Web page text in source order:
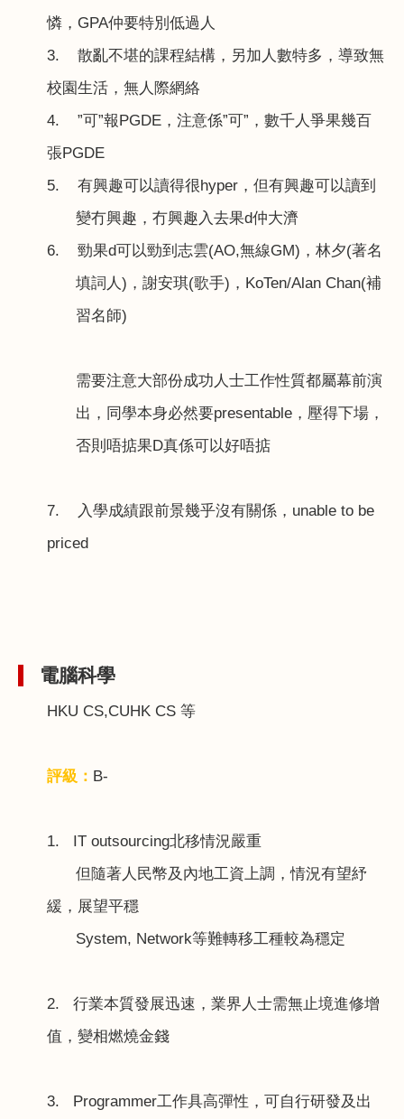
憐， GPA仲要特別低過人
3. 散亂不堪的課程結構，另加人數特多，導致無
校園生活，無人際網絡
4. ”可”報PGDE ，注意係”可”，數千人爭果幾百
張PGDE
5. 有興趣可以讀得很hyper ，但有興趣可以讀到
變冇興趣，冇興趣入去果d仲大濟
6. 勁果d可以勁到志雲(AO,無線GM) ，林夕(著名
填詞人) ，謝安琪(歌手) ， KoTen/Alan Chan(補
習名師)
需要注意大部份成功人士工作性質都屬幕前演
出，同學本身必然要presentable，壓得下場，
否則唔掂果D真係可以好唔掂
7. 入學成績跟前景幾乎沒有關係， unable to be
priced
電腦科學
HKU CS,CUHK CS 等
評級： B-
1. IT outsourcing北移情況嚴重
但隨著人民幣及內地工資上調，情況有望紓
緩，展望平穩
System, Network等難轉移工種較為穩定
2. 行業本質發展迅速，業界人士需無止境進修增
值，變相燃燒金錢
3. Programmer工作具高彈性，可自行研發及出